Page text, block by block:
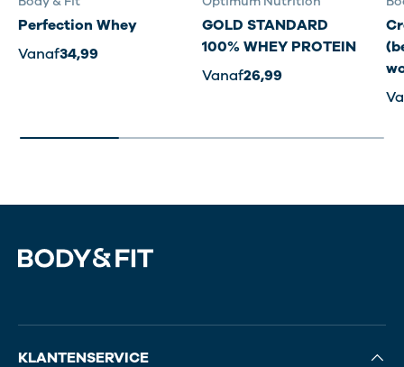
Perfection Whey
Vanaf34,99
GOLD STANDARD
100% WHEY PROTEIN
Vanaf26,99
KLANTENSERVICE